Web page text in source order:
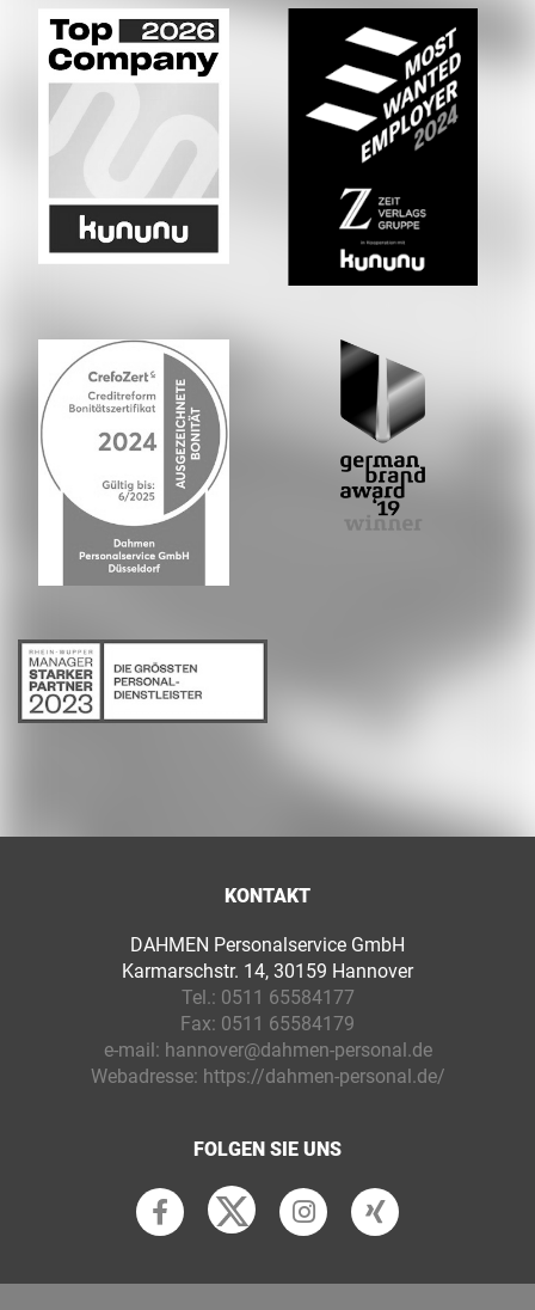
KONTAKT
DAHMEN Personalservice GmbH
Karmarschstr. 14, 30159 Hannover
Tel.: 0511 65584177
Fax: 0511 65584179
e-mail: hannover@dahmen-personal.de
Webadresse: https://dahmen-personal.de/
FOLGEN SIE UNS